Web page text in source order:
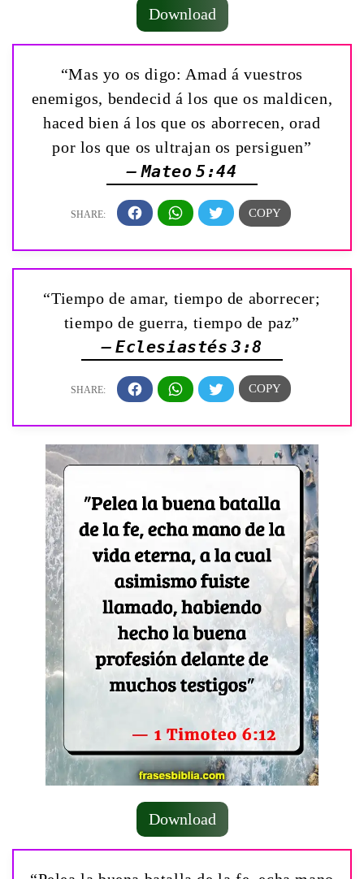
Download
“Mas yo os digo: Amad á vuestros
enemigos, bendecid á los que os maldicen,
haced bien á los que os aborrecen, orad
por los que os ultrajan os persiguen”
— Mateo 5:44
“Tiempo de amar, tiempo de aborrecer;
tiempo de guerra, tiempo de paz”
— Eclesiastés 3:8
Download